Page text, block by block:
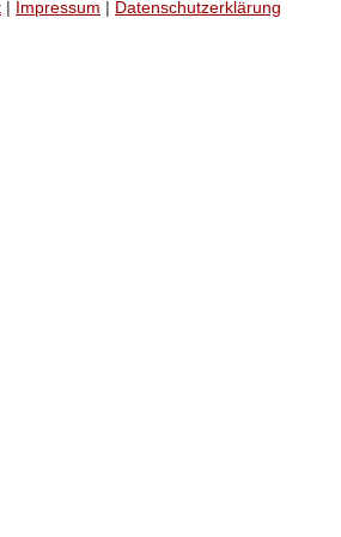
| Impressum | Datenschutzerklärung